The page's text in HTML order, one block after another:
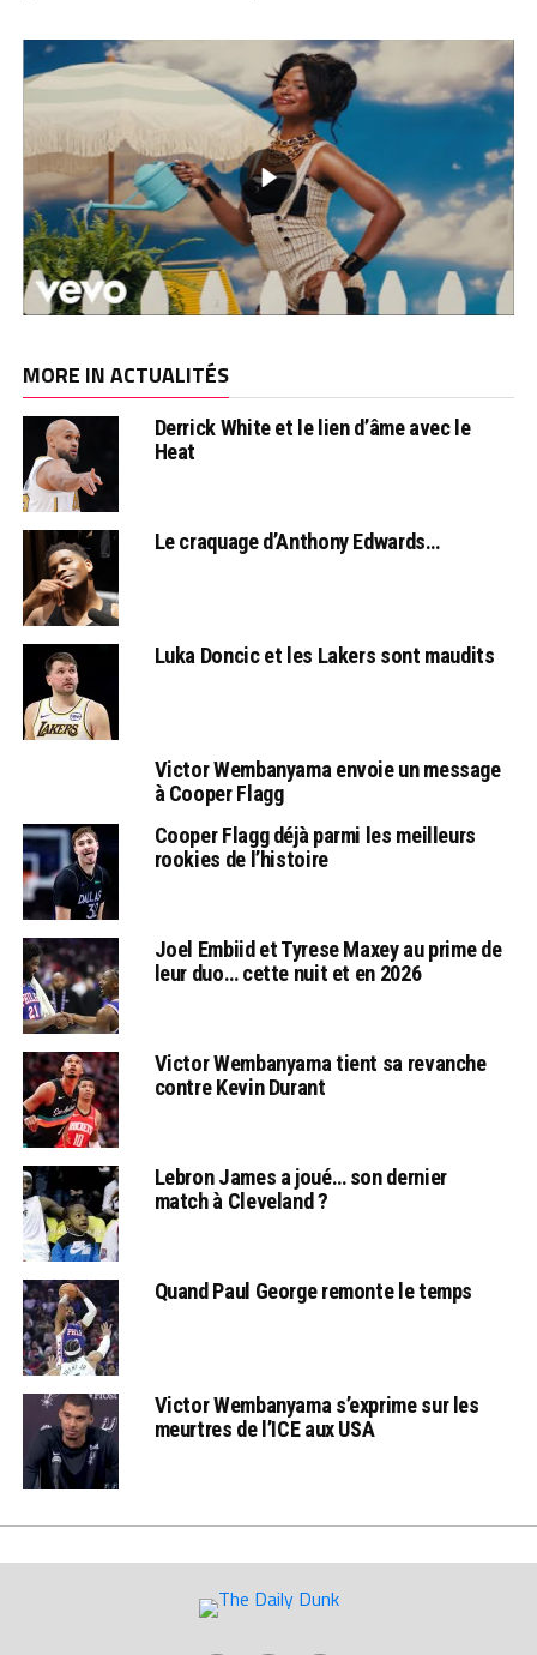
MORE IN ACTUALITÉS
Derrick White et le lien d’âme avec le
Heat
Le craquage d’Anthony Edwards…
Luka Doncic et les Lakers sont maudits
Victor Wembanyama envoie un message
à Cooper Flagg
Cooper Flagg déjà parmi les meilleurs
rookies de l’histoire
Joel Embiid et Tyrese Maxey au prime de
leur duo… cette nuit et en 2026
Victor Wembanyama tient sa revanche
contre Kevin Durant
Lebron James a joué… son dernier
match à Cleveland ?
Quand Paul George remonte le temps
Victor Wembanyama s’exprime sur les
meurtres de l’ICE aux USA